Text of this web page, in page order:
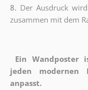
8. Der Ausdruck
zusammen mit dem
Ein Wandposter
jeden modernen
anpasst.